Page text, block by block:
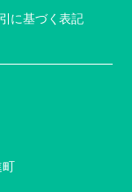
町
に基づく表記